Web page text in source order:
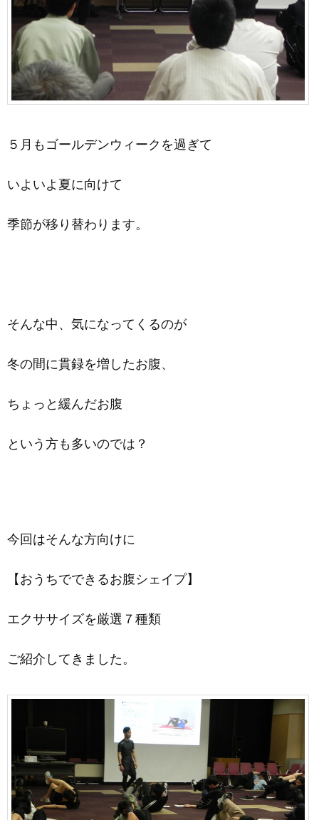
５月もゴールデンウィークを過ぎて
いよいよ夏に向けて
季節が移り替わります。
そんな中、気になってくるのが
冬の間に貫録を増したお腹、
ちょっと緩んだお腹
という方も多いのでは？
今回はそんな方向けに
【おうちでできるお腹シェイプ】
エクササイズを厳選７種類
ご紹介してきました。